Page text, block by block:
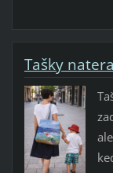
Tašky